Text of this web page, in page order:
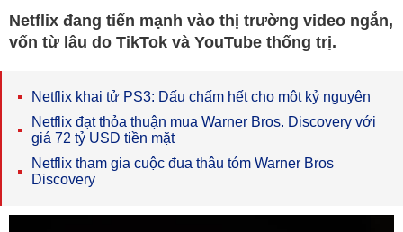
Netflix đang tiến mạnh vào thị trường video ngắn,
vốn từ lâu do TikTok và YouTube thống trị.
Netflix khai tử PS3: Dấu chấm hết cho một kỷ nguyên
Netflix đạt thỏa thuận mua Warner Bros. Discovery với
giá 72 tỷ USD tiền mặt
Netflix tham gia cuộc đua thâu tóm Warner Bros
Discovery